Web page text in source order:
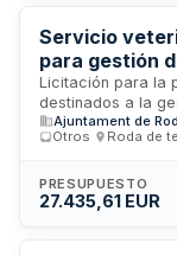
administrativo de
sometido a la Ley
Servicio
para gestión
municipio
Licitación para la
destinados a la
urbanos,
alimento para su
adjudicará
abreviado
Ajuntament de
Otros
Roda de
PRESUPUESTO
27.435,61 EUR